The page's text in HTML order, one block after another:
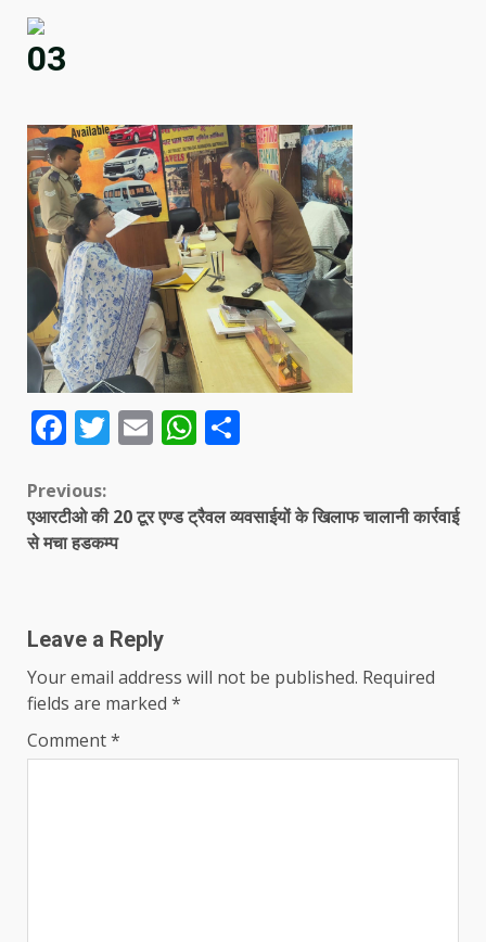
03
Facebook
Twitter
EmailWhatsApp
Continue
Reading
Previous:
एआरटीओ की 20 टूर एण्ड ट्रैवल व्यवसाईयों के खिलाफ चालानी कार्रवाई
से मचा हडकम्प
Leave a Reply
Your email address will not be published. Required
fields are marked *
Comment*